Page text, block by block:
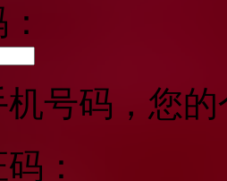
号码，您
：